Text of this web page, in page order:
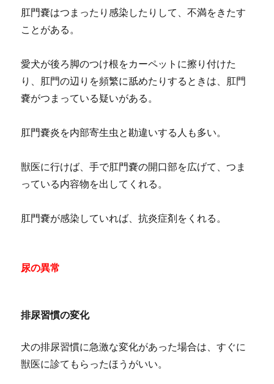
肛門嚢はつまったり感染したりして、不満をきたす
ことがある。
愛犬が後ろ脚のつけ根をカーペットに擦り付けた
り、肛門の辺りを頻繁に舐めたりするときは、肛門
嚢がつまっている疑いがある。
肛門嚢炎を内部寄生虫と勘違いする人も多い。
獣医に行けば、手で肛門嚢の開口部を広げて、つま
っている内容物を出してくれる。
肛門嚢が感染していれば、抗炎症剤をくれる。
尿の異常
排尿習慣の変化
犬の排尿習慣に急激な変化があった場合は、すぐに
獣医に診てもらったほうがいい。